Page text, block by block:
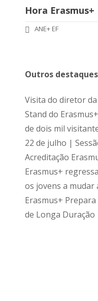
Hora Erasmus+
ANE+ EF
Outros destaques
Visita do diretor da
Stand do
de dois mil
22 de julho |
Acreditação
Erasmus+
os jovens a mudar
Erasmus+
de Longa Duração